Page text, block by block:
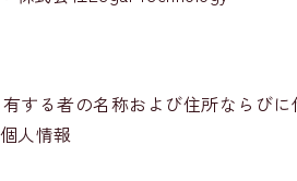
する者の名称および住所ならびに
人情報